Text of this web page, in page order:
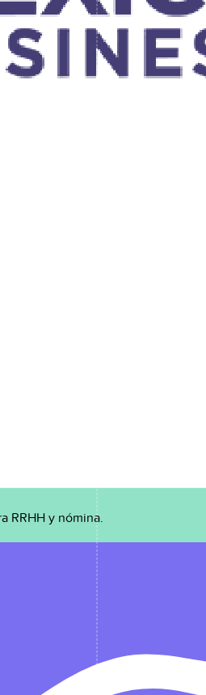
RRHH y nómina.